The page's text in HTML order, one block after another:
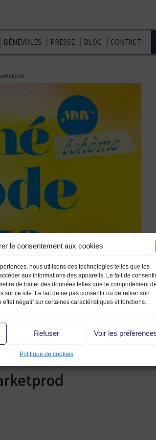
le consentement aux cookies
nous utilisons des technologies telles que les
aux informations des appareils. Le fait de
de traiter des données telles que le comportement de
sur ce site. Le fait de ne pas consentir ou de retirer son
négatif sur certaines caractéristiques et fonctions.
Refuser Voir les
Politique de cookies
BÉNÉVOLES PRESSE BLOG CONTACT